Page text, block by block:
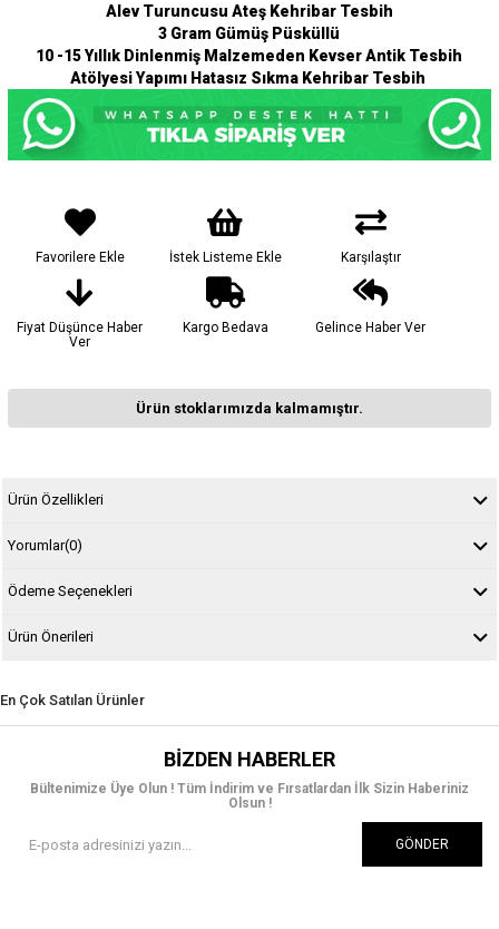
Alev Turuncusu Ateş Kehribar Tesbih
3 Gram Gümüş Püsküllü
10 -15 Yıllık Dinlenmiş Malzemeden Kevser Antik Tesbih
Atölyesi Yapımı Hatasız Sıkma Kehribar Tesbih
Favorilere Ekle İstek Listeme Ekle Karşılaştır
Fiyat Düşünce Haber
Ver
Kargo Bedava Gelince Haber Ver
Ürün stoklarımızda kalmamıştır.
Ürün Özellikleri
Yorumlar(0)
Ödeme Seçenekleri
Ürün Önerileri
En Çok Satılan Ürünler
BIZDEN HABERLER
Bültenimize Üye Olun ! Tüm İndirim ve Fırsatlardan İlk Sizin Haberiniz
Olsun !
GÖNDER